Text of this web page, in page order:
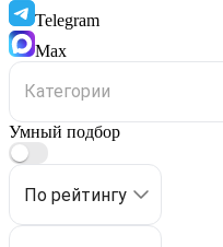
Telegram
Max
Умный подбор
По рейтингу